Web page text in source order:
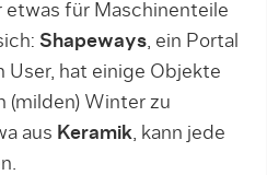
etwas für Maschinenteile
Shapeways, ein Portal
User, hat einige Objekte
(milden) Winter zu
aus Keramik, kann jede